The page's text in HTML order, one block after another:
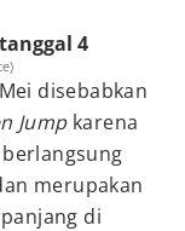
4
disebabkan
Jumpkarena
merupakan
di